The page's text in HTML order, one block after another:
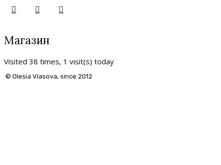
Магазин
Visited 38 times, 1 visit(s) today
© Olesia Vlasova, since 2012